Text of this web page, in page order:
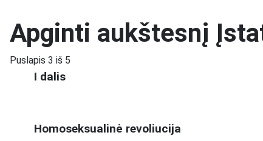
Apginti aukštesnį
Puslapis 3 iš 5
I dalis
Homoseksualinė revoliucija